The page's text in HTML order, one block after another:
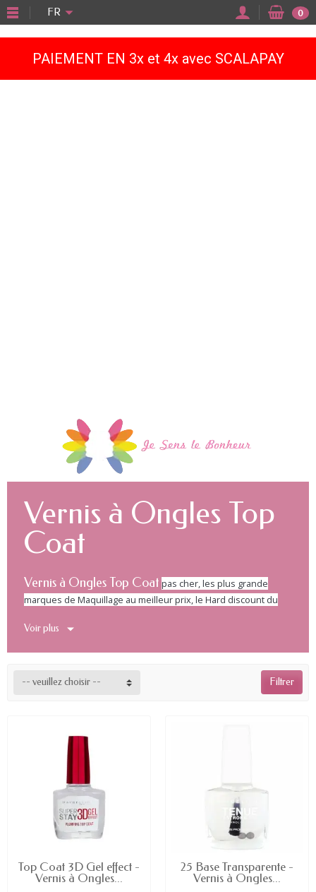
PAIEMENT EN 3x et 4x avec SCALAPAY
FR 0
Vernis à Ongles Top
Coat
Vernis à Ongles Top Coat pas cher, les plus grande
marques de Maquillage au meilleur prix, le Hard discount du
Discount.
Voir plus
Filtrer
-- veuillez choisir --
EN STOCK
Top Coat 3D Gel effect -
Vernis à Ongles...
EN STOCK
25 Base Transparente -
Vernis à Ongles...